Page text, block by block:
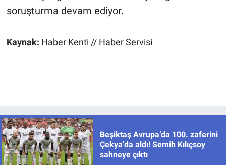
soruşturma devam ediyor.
Kaynak: Haber Kenti // Haber Servisi
Beşiktaş Avrupa’da 100. zaferini
Çekya’da aldı! Semih Kılıçsoy
sahneye çıktı